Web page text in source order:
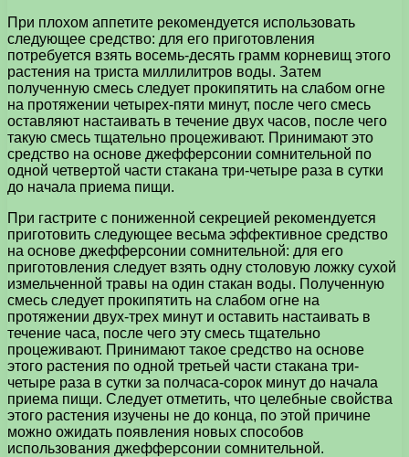
При плохом аппетите рекомендуется использовать
следующее средство: для его приготовления
потребуется взять восемь-десять грамм корневищ этого
растения на триста миллилитров воды. Затем
полученную смесь следует прокипятить на слабом огне
на протяжении четырех-пяти минут, после чего смесь
оставляют настаивать в течение двух часов, после чего
такую смесь тщательно процеживают. Принимают это
средство на основе джефферсонии сомнительной по
одной четвертой части стакана три-четыре раза в сутки
до начала приема пищи.
При гастрите с пониженной секрецией рекомендуется
приготовить следующее весьма эффективное средство
на основе джефферсонии сомнительной: для его
приготовления следует взять одну столовую ложку сухой
измельченной травы на один стакан воды. Полученную
смесь следует прокипятить на слабом огне на
протяжении двух-трех минут и оставить настаивать в
течение часа, после чего эту смесь тщательно
процеживают. Принимают такое средство на основе
этого растения по одной третьей части стакана три-
четыре раза в сутки за полчаса-сорок минут до начала
приема пищи. Следует отметить, что целебные свойства
этого растения изучены не до конца, по этой причине
можно ожидать появления новых способов
использования джефферсонии сомнительной.